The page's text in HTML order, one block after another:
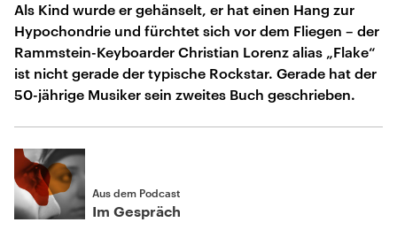
Als Kind wurde er gehänselt, er hat einen Hang zur
Hypochondrie und fürchtet sich vor dem Fliegen – der
Rammstein-Keyboarder Christian Lorenz alias „Flake“
ist nicht gerade der typische Rockstar. Gerade hat der
50-jährige Musiker sein zweites Buch geschrieben.
Aus dem Podcast
Im Gespräch